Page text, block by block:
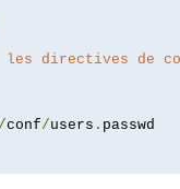
les directives de
/conf/users .